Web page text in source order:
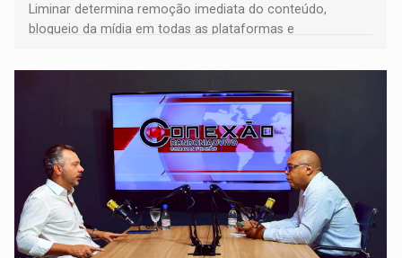
Liminar determina remoção imediata do conteúdo,
bloqueio da mídia em todas as plataformas e